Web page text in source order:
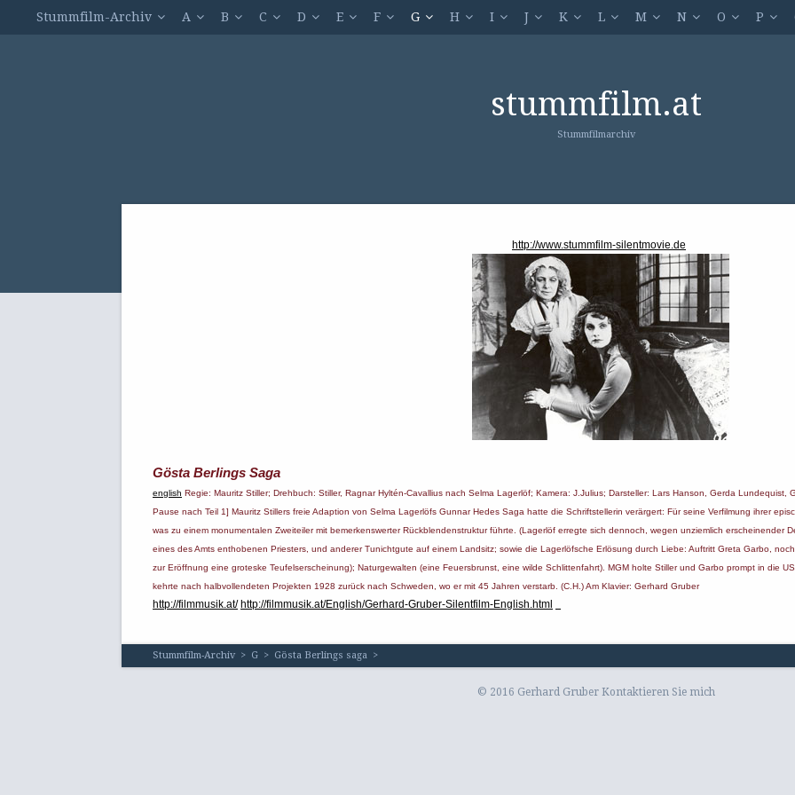
Stummfilm-Archiv A B C D E F G H I J K L M N O P
stummfilm.at
Stummfilmarchiv
http://www.stummfilm-silentmovie.de
Gösta Berlings Saga
english Regie: Mauritz Stiller; Drehbuch: Stiller, Ragnar Hyltén-Cavallius nach Selma Lagerlöf; Kamera: J.Julius; Darsteller: Lars Hanson, Gerda Lundequist,
Pause nach Teil 1] Mauritz Stillers freie Adaption von Selma ­Lagerlöfs Gunnar Hedes Saga hatte die Schriftstellerin verärgert: Für seine Verfilmung ihrer
was zu ­einem monumentalen Zweiteiler mit bemerkenswerter Rückblendenstruktur führte. (Lagerlöf erregte sich dennoch, wegen unziemlich erscheinender
eines des Amts enthobenen Priesters, und anderer Tunichtgute auf einem Landsitz; sowie die Lagerlöfsche Erlösung durch Liebe: Auftritt Greta Garbo,
zur Eröffnung eine groteske Teufelserscheinung); Naturgewalten (eine Feuersbrunst, eine wilde Schlittenfahrt). MGM holte Stiller und Garbo prompt in die
kehrte nach halbvollendeten Projekten 1928 zurück nach Schweden, wo er mit 45 Jahren verstarb. (C.H.) Am Klavier: Gerhard Gruber
http://filmmusik.at/ http://filmmusik.at/English/Gerhard-Gruber-Silentfilm-English.html
Stummfilm-Archiv > G > Gösta Berlings saga >
© 2016 Gerhard Gruber Kontaktieren Sie mich